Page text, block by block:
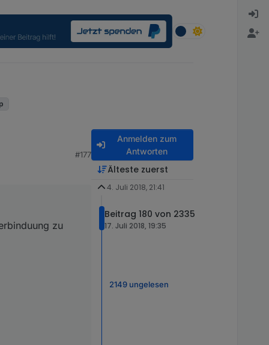
#177
zu
Anmelden zum
Antworten
Älteste zuerst
4. Juli 2018, 21:41
Beitrag 180 von 2335
17. Juli 2018, 19:35
2149 ungelesen